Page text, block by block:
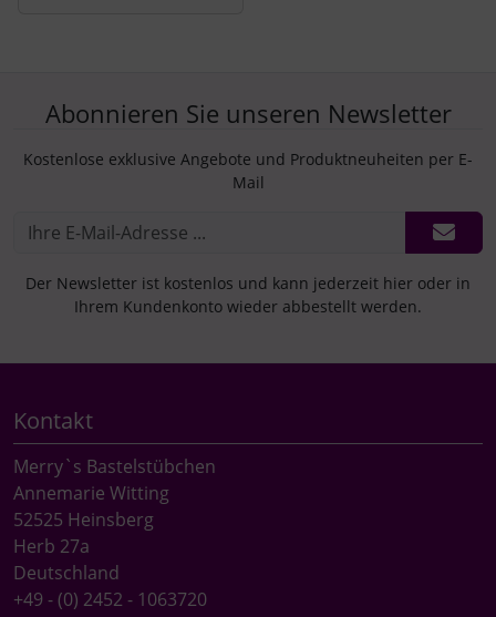
Abonnieren Sie unseren Newsletter
Kostenlose exklusive Angebote und Produktneuheiten per E-
Mail
Der Newsletter ist kostenlos und kann jederzeit hier oder in
Ihrem Kundenkonto wieder abbestellt werden.
Kontakt
Merry`s Bastelstübchen
Annemarie Witting
52525 Heinsberg
Herb 27a
Deutschland
+49 - (0) 2452 - 1063720